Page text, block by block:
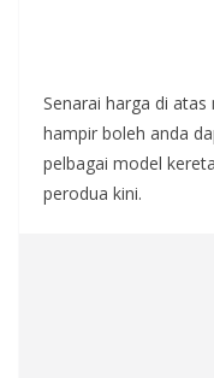
Senarai harga di
hampir boleh anda
pelbagai model
perodua kini.